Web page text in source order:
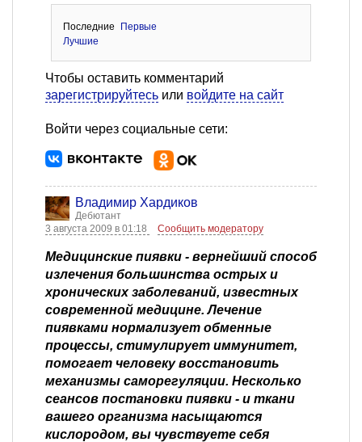
Последние
Первые
Лучшие
Чтобы оставить комментарий
зарегистрируйтесь или войдите на сайт
Войти через социальные сети:
Владимир Хардиков
Дебютант
3 августа 2009 в 01:18
Сообщить модератору
Медицинские пиявки - вернейший способ
излечения большинства острых и
хронических заболеваний, известных
современной медицине. Лечение
пиявками нормализует обменные
процессы, стимулирует иммунитет,
помогает человеку восстановить
механизмы саморегуляции. Несколько
сеансов постановки пиявки - и ткани
вашего организма насыщаются
кислородом, вы чувствуете себя